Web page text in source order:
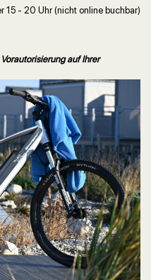
- 20 Uhr (nicht online buchbar)
auf Ihrer